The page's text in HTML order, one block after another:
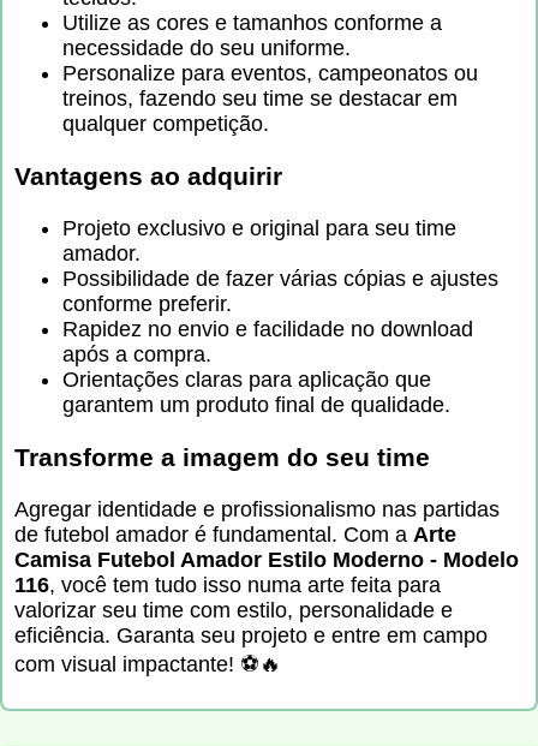
Utilize as cores e tamanhos conforme a
necessidade do seu uniforme.
Personalize para eventos, campeonatos ou
treinos, fazendo seu time se destacar em
qualquer competição.
Vantagens ao adquirir
Projeto exclusivo e original para seu time
amador.
Possibilidade de fazer várias cópias e ajustes
conforme preferir.
Rapidez no envio e facilidade no download
após a compra.
Orientações claras para aplicação que
garantem um produto final de qualidade.
Transforme a imagem do seu time
Agregar identidade e profissionalismo nas partidas
de futebol amador é fundamental. Com a Arte
Camisa Futebol Amador Estilo Moderno - Modelo
116, você tem tudo isso numa arte feita para
valorizar seu time com estilo, personalidade e
eficiência. Garanta seu projeto e entre em campo
com visual impactante! ⚽🔥